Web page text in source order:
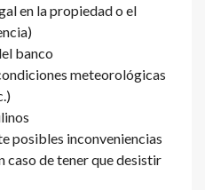
en la propiedad o el
banco
meteorológicas
posibles inconveniencias
caso de tener que desistir